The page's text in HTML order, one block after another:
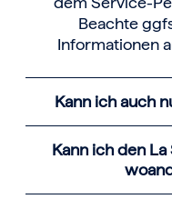
Beachte
Informationen
Kann ich auch
Kann ich den